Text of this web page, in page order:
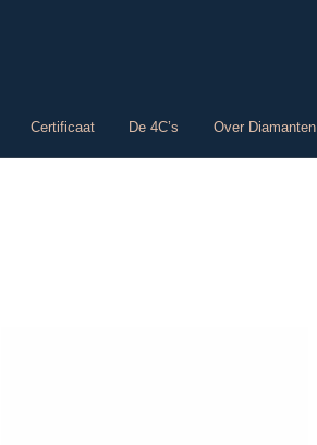
Certificaat De 4C’s Over Diamanten